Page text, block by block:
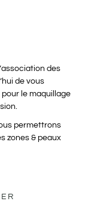
des
de vous
le maquillage
permettrons
zones & peaux